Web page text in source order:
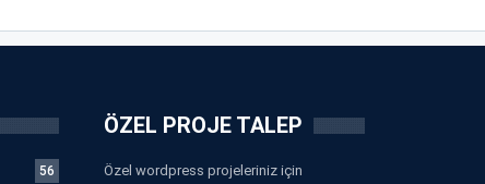
56
ÖZEL PROJE TALEP
Özel wordpress projeleriniz için